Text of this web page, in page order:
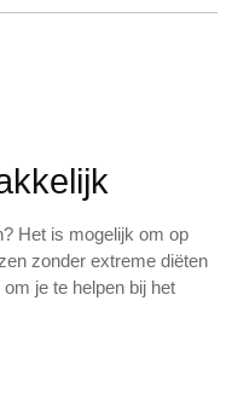
Het is mogelijk om op
zonder extreme diëten
je te helpen bij het